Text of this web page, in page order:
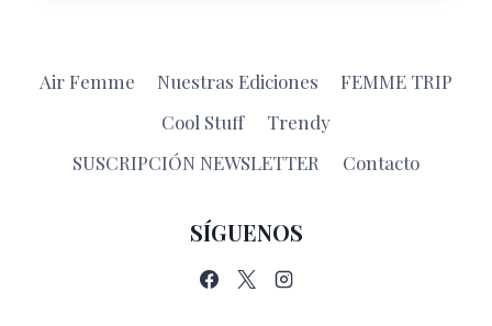
Air Femme Nuestras Ediciones
FEMME TRIP
Cool Stuff
Trendy
SUSCRIPCIÓN NEWSLETTER
Contacto
SÍGUENOS